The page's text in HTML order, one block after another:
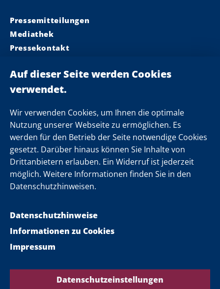
Wir verwenden Cookies, um Ihnen die optimale
Nutzung unserer Webseite zu ermöglichen. Es
werden für den Betrieb der Seite notwendige Cookies
gesetzt. Darüber hinaus können Sie Inhalte von
Drittanbietern erlauben. Ein Widerruf ist jederzeit
möglich. Weitere Informationen finden Sie in den
Datenschutzhinweisen.
Datenschutzhinweise
Impressum
Informationen zu Cookies
Datenschutzeinstellungen
Pressemitteilungen
Mediathek
Pressekontakt
Landeskabinett
Einsamkeit
Folgen Sie uns